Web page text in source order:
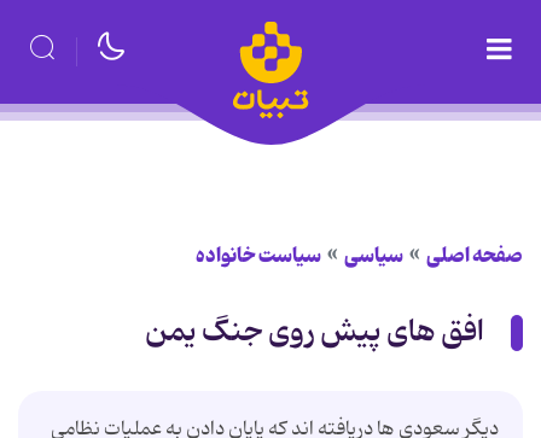
صفحه اصلی سیاسی سیاست خانواده
افق های پیش روی جنگ یمن
دیگر سعودی ها دریافته اند که پایان دادن به عملیات نظامی